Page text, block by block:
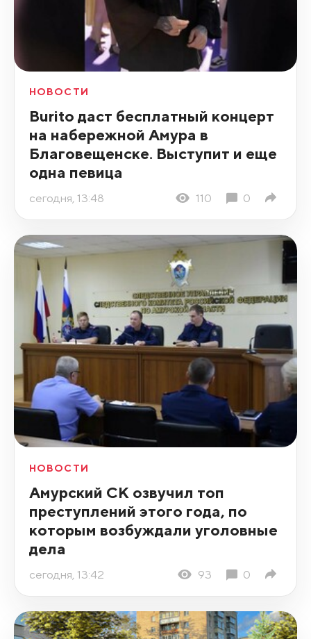
НОВОСТИ
Burito даст бесплатный концерт
на набережной Амура в
Благовещенске. Выступит и еще
одна певица
сегодня, 13:48 110 0
НОВОСТИ
Амурский СК озвучил топ
преступлений этого года, по
которым возбуждали уголовные
дела
сегодня, 13:42 93 0